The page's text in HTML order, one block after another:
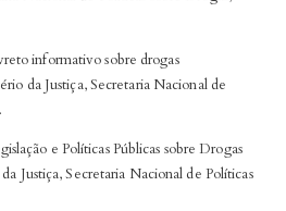
informativo sobre drogas
da Justiça, Secretaria Nacional de
e Políticas Públicas sobre Drogas
Justiça, Secretaria Nacional de Políticas